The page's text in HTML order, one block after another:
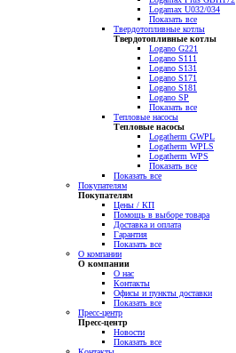
Logamax U032/034
Показать все
Твердотопливные котлы
Твердотопливные котлы
Logano G221
Logano S111
Logano S131
Logano S171
Logano S181
Logano SP
Показать все
Тепловые насосы
Тепловые насосы
Logatherm GWPL
Logatherm WPLS
Logatherm WPS
Показать все
Показать все
Покупателям
Покупателям
Цены / КП
Помощь в выборе товара
Доставка и оплата
Гарантия
Показать все
О компании
О компании
О нас
Контакты
Офисы и пункты доставки
Показать все
Пресс-центр
Пресс-центр
Новости
Показать все